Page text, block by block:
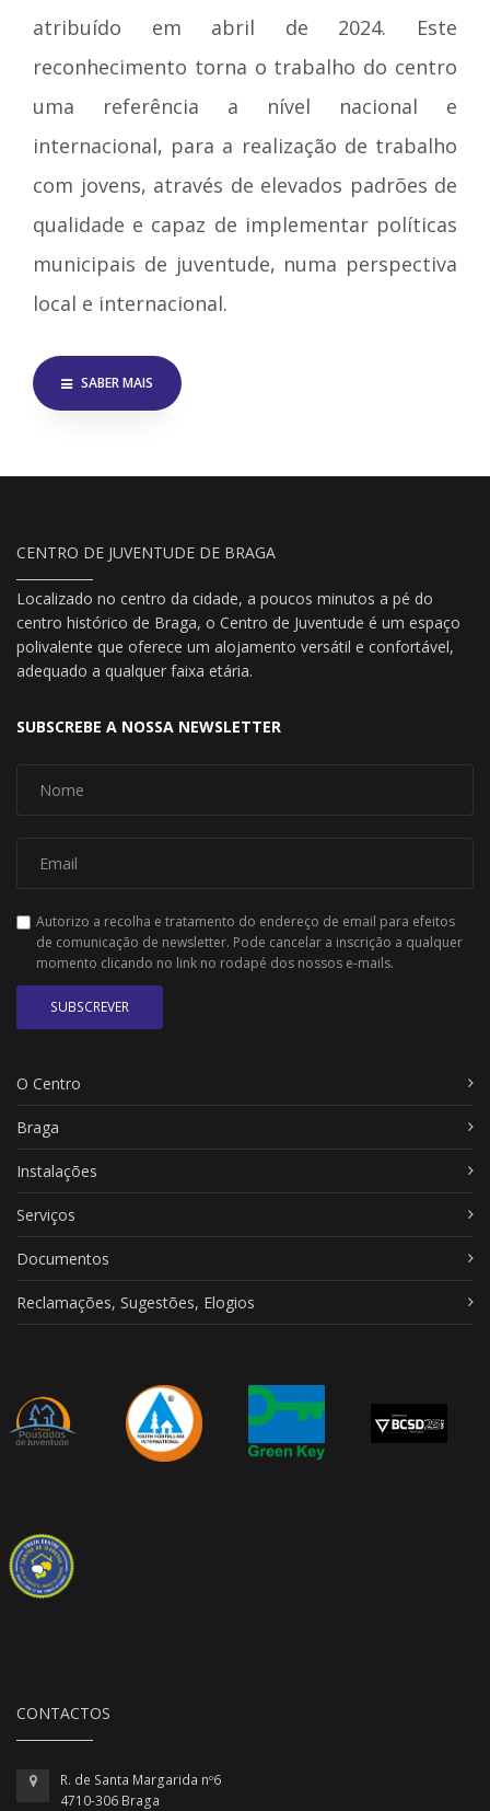
atribuído em abril de 2024. Este
reconhecimento torna o trabalho do centro
uma referência a nível nacional e
internacional, para a realização de trabalho
com jovens, através de elevados padrões de
qualidade e capaz de implementar políticas
municipais de juventude, numa perspectiva
local e internacional.
SABER MAIS
CENTRO DE JUVENTUDE DE BRAGA
Localizado no centro da cidade, a poucos minutos a pé do
centro histórico de Braga, o Centro de Juventude é um espaço
polivalente que oferece um alojamento versátil e confortável,
adequado a qualquer faixa etária.
SUBSCREBE A NOSSA NEWSLETTER
Autorizo a recolha e tratamento do endereço de email para efeitos
de comunicação de newsletter. Pode cancelar a inscrição a qualquer
momento clicando no link no rodapé dos nossos e-mails.
SUBSCREVER
O Centro
Braga
Instalações
Serviços
Documentos
Reclamações, Sugestões, Elogios
CONTACTOS
R. de Santa Margarida nº6
4710-306 Braga